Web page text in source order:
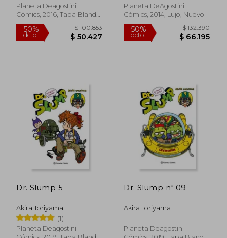
50% 50%
Planeta Deagostini
Cómics, 2016, Tapa Blanda,
Nuevo
Planeta DeAgostini
Cómics, 2014, Lujo, Nuevo
Dr. Slump 5
Akira Toriyama
(1)
Planeta Deagostini
Dr. Slump nº 09
Akira Toriyama
Planeta Deagostini